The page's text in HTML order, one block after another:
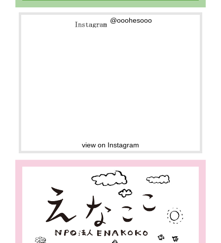
@ooohesooo
view on Instagram